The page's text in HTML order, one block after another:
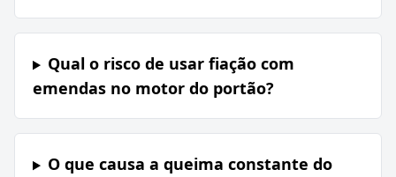
Qual o risco de usar fiação com
emendas no motor do portão?
O que causa a queima constante do